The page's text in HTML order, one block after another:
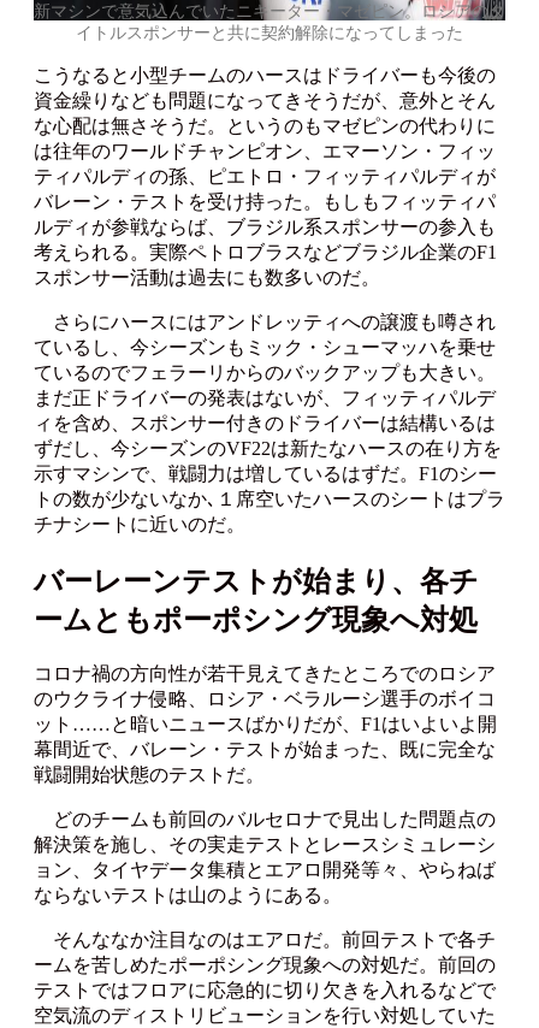
新マシンで意気込んでいたニキーター・マゼピン。ロシアのタ
イトルスポンサーと共に契約解除になってしまった
こうなると小型チームのハースはドライバーも今後の
資金繰りなども問題になってきそうだが、意外とそん
な心配は無さそうだ。というのもマゼピンの代わりに
は往年のワールドチャンピオン、エマーソン・フィッ
ティパルディの孫、ピエトロ・フィッティパルディが
バレーン・テストを受け持った。もしもフィッティパ
ルディが参戦ならば、ブラジル系スポンサーの参入も
考えられる。実際ペトロブラスなどブラジル企業のF1
スポンサー活動は過去にも数多いのだ。
さらにハースにはアンドレッティへの譲渡も噂され
ているし、今シーズンもミック・シューマッハを乗せ
ているのでフェラーリからのバックアップも大きい。
まだ正ドライバーの発表はないが、フィッティパルデ
ィを含め、スポンサー付きのドライバーは結構いるは
ずだし、今シーズンのVF22は新たなハースの在り方を
示すマシンで、戦闘力は増しているはずだ。F1のシー
トの数が少ないなか､１席空いたハースのシートはプラ
チナシートに近いのだ。
バーレーンテストが始まり、各チ
ームともポーポシング現象へ対処
コロナ禍の方向性が若干見えてきたところでのロシア
のウクライナ侵略、ロシア・ベラルーシ選手のボイコ
ット……と暗いニュースばかりだが、F1はいよいよ開
幕間近で、バレーン・テストが始まった、既に完全な
戦闘開始状態のテストだ。
どのチームも前回のバルセロナで見出した問題点の
解決策を施し、その実走テストとレースシミュレーシ
ョン、タイヤデータ集積とエアロ開発等々、やらねば
ならないテストは山のようにある。
そんななか注目なのはエアロだ。前回テストで各チ
ームを苦しめたポーポシング現象への対処だ。前回の
テストではフロアに応急的に切り欠きを入れるなどで
空気流のディストリビューションを行い対処していた